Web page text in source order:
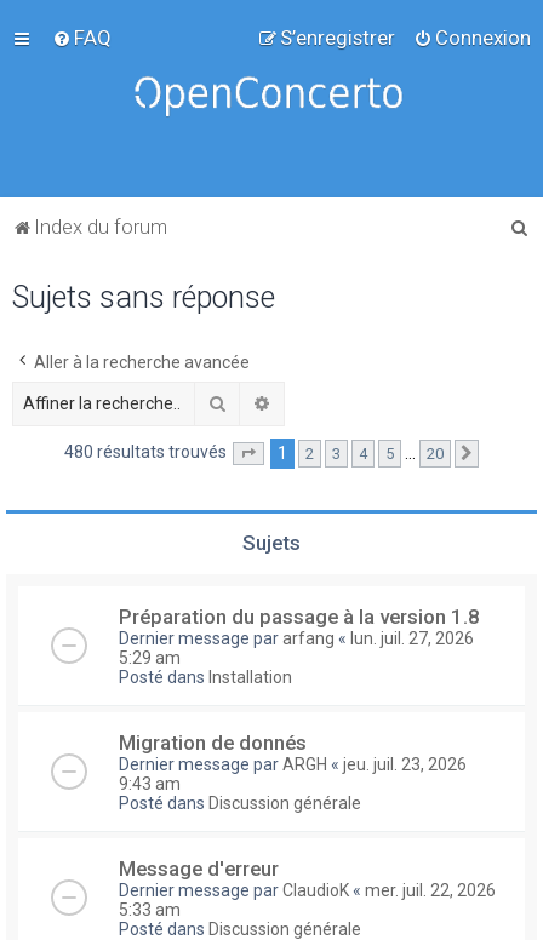
FAQ Connexion
S’enregistrer
Index du forum
Sujets sans réponse
Aller à la recherche avancée
Rechercher
480 résultats trouvés Page sur20
1 2 3 4 5 … 20
Sujets
Préparation du passage à la version 1.8
Dernier message pararfang « lun. juil. 27, 2026
5:29 am
Posté dans Installation
Migration de donnés
Dernier message parARGH « jeu. juil. 23, 2026
9:43 am
Posté dans Discussion générale
Message d'erreur
Dernier message parClaudioK « mer. juil. 22, 2026
5:33 am
Posté dans Discussion générale